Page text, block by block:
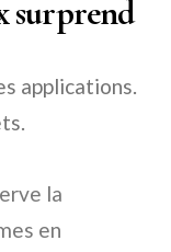
surprend
applications.
la
en